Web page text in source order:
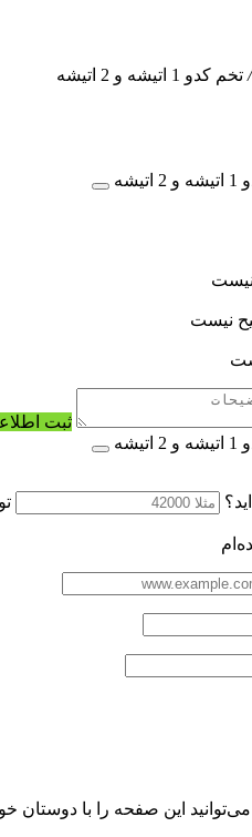
تخم کدو 1 اتیشه و 2 اتیشه
نیست
ثبت
این صفحه را با دوستان